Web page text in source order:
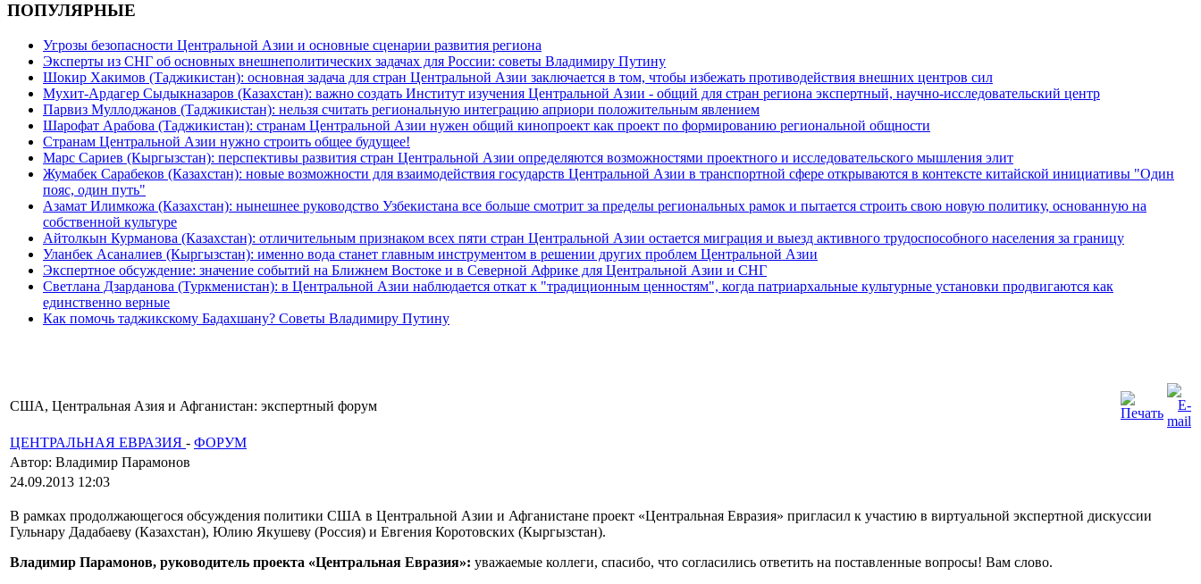
ПОПУЛЯРНЫЕ
Угрозы безопасности Центральной Азии и основные сценарии развития региона
Эксперты из СНГ об основных внешнеполитических задачах для России: советы Владимиру Путину
Шокир Хакимов (Таджикистан): основная задача для стран Центральной Азии заключается в том, чтобы избежать противодействия внешних центров сил
Мухит-Ардагер Сыдыкназаров (Казахстан): важно создать Институт изучения Центральной Азии - общий для стран региона экспертный, научно-исследовательский центр
Парвиз Муллоджанов (Таджикистан): нельзя считать региональную интеграцию априори положительным явлением
Шарофат Арабова (Таджикистан): странам Центральной Азии нужен общий кинопроект как проект по формированию региональной общности
Странам Центральной Азии нужно строить общее будущее!
Марс Сариев (Кыргызстан): перспективы развития стран Центральной Азии определяются возможностями проектного и исследовательского мышления элит
Жумабек Сарабеков (Казахстан): новые возможности для взаимодействия государств Центральной Азии в транспортной сфере открываются в контексте китайской инициативы "Один
пояс, один путь"
Азамат Илимкожа (Казахстан): нынешнее руководство Узбекистана все больше смотрит за пределы региональных рамок и пытается строить свою новую политику, основанную на
собственной культуре
Айтолкын Курманова (Казахстан): отличительным признаком всех пяти стран Центральной Азии остается миграция и выезд активного трудоспособного населения за границу
Уланбек Асаналиев (Кыргызстан): именно вода станет главным инструментом в решении других проблем Центральной Азии
Экспертное обсуждение: значение событий на Ближнем Востоке и в Северной Африке для Центральной Азии и СНГ
Светлана Дзарданова (Туркменистан): в Центральной Азии наблюдается откат к "традиционным ценностям", когда патриархальные культурные установки продвигаются как
единственно верные
Как помочь таджикскому Бадахшану? Советы Владимиру Путину
США, Центральная Азия и Афганистан: экспертный форум
ЦЕНТРАЛЬНАЯ ЕВРАЗИЯ - ФОРУМ
Автор: Владимир Парамонов
24.09.2013 12:03
В рамках продолжающегося обсуждения политики США в Центральной Азии и Афганистане проект «Центральная Евразия» пригласил к участию в виртуальной экспертной дискуссии
Гульнару Дадабаеву (Казахстан), Юлию Якушеву (Россия) и Евгения Коротовских (Кыргызстан).
Владимир Парамонов, руководитель проекта «Центральная Евразия»: уважаемые коллеги, спасибо, что согласились ответить на поставленные вопросы! Вам слово.